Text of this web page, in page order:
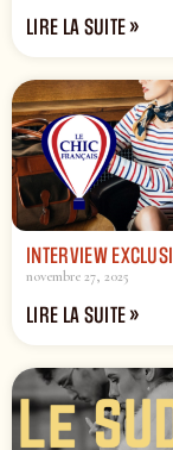
LIRE LA SUITE »
INTERVIEW
novembre 27, 2025
LIRE LA SUITE »